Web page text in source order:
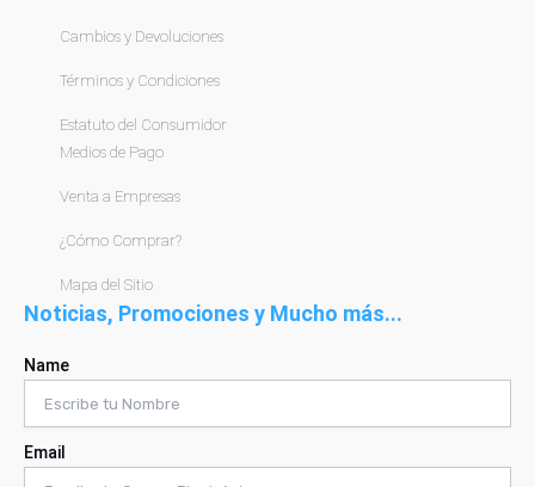
Cambios y Devoluciones
Términos y Condiciones
Estatuto del Consumidor
Medios de Pago
Venta a Empresas
¿Cómo Comprar?
Mapa del Sitio
Noticias, Promociones y Mucho más...
Name
Email